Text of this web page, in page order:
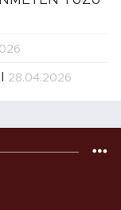
28.04.2026